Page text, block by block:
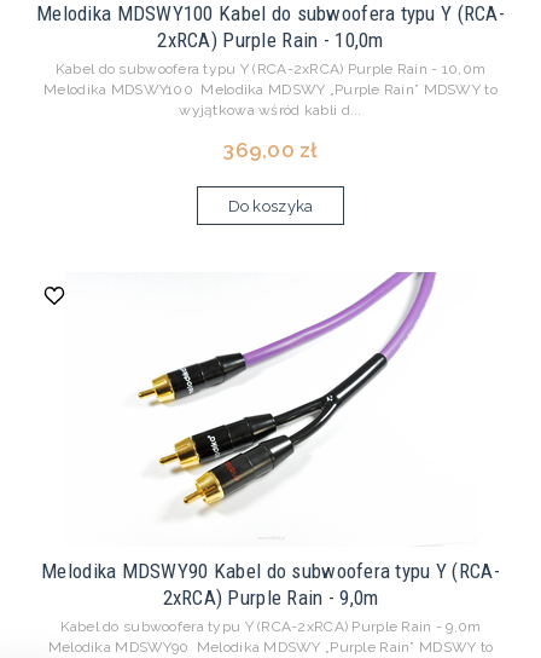
Melodika MDSWY100 Kabel do subwoofera typu Y (RCA-
2xRCA) Purple Rain - 10,0m
Kabel do subwoofera typu Y (RCA-2xRCA) Purple Rain - 10,0m
Melodika MDSWY100 Melodika MDSWY „Purple Rain” MDSWY to
wyjątkowa wśród kabli d...
369,00 zł
Do koszyka
Melodika MDSWY90 Kabel do subwoofera typu Y (RCA-
2xRCA) Purple Rain - 9,0m
Kabel do subwoofera typu Y (RCA-2xRCA) Purple Rain - 9,0m
Melodika MDSWY90 Melodika MDSWY „Purple Rain” MDSWY to